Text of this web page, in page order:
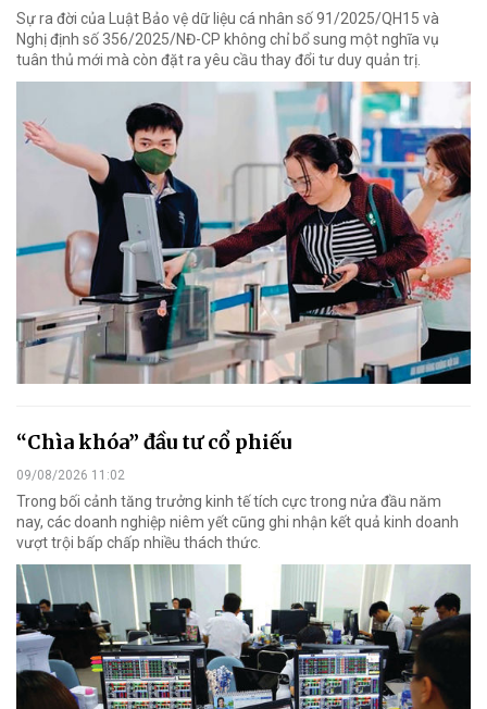
Sự ra đời của Luật Bảo vệ dữ liệu cá nhân số 91/2025/QH15 và
Nghị định số 356/2025/NĐ-CP không chỉ bổ sung một nghĩa vụ
tuân thủ mới mà còn đặt ra yêu cầu thay đổi tư duy quản trị.
“Chìa khóa” đầu tư cổ phiếu
09/08/2026 11:02
Trong bối cảnh tăng trưởng kinh tế tích cực trong nửa đầu năm
nay, các doanh nghiệp niêm yết cũng ghi nhận kết quả kinh doanh
vượt trội bấp chấp nhiều thách thức.